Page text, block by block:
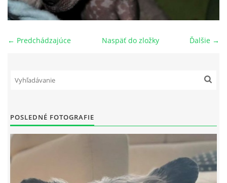
NAŠI PSI
Z TEÓRIE
← Predchádzajúce Ďalšie →
Naspäť do zložky
POSLEDNÉ FOTOGRAFIE